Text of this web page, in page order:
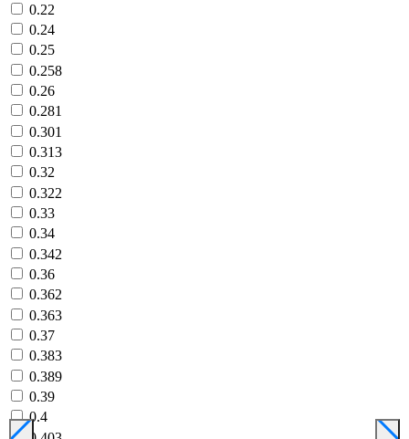
0.22
0.24
0.25
0.258
0.26
0.281
0.301
0.313
0.32
0.322
0.33
0.34
0.342
0.36
0.362
0.363
0.37
0.383
0.389
0.39
0.4